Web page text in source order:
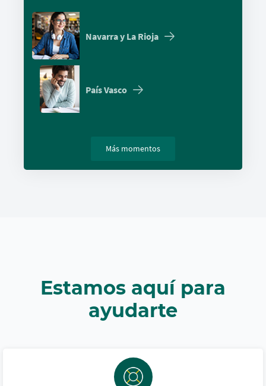
Navarra y La Rioja
País Vasco
Más momentos
Estamos aquí para
ayudarte